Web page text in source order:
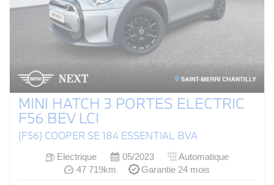
MINI HATCH 3 PORTES ELECTRIC
F56 BEV LCI
(F56) COOPER SE 184 ESSENTIAL BVA
Electrique 05/2023
Automatique
47 719km
Garantie 24 mois